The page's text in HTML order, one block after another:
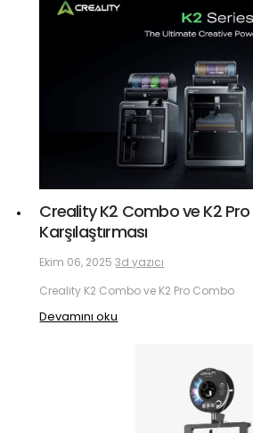
Creality K2 Combo ve K2
Karşılaştırması
Ekim 06, 2025 3d yazıcı
Creality K2 Combo ve K2 Pro Combo
Devamını oku